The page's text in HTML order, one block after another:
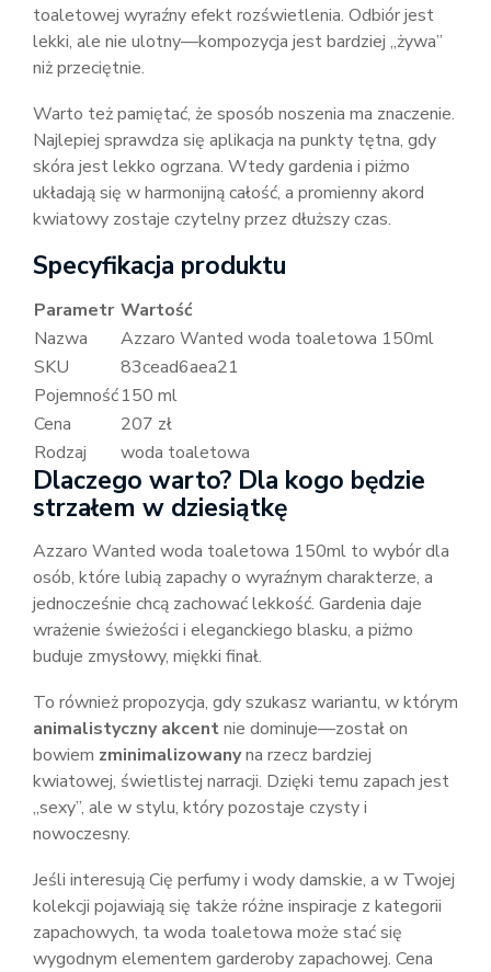
toaletowej wyraźny efekt rozświetlenia. Odbiór jest
lekki, ale nie ulotny—kompozycja jest bardziej „żywa”
niż przeciętnie.
Warto też pamiętać, że sposób noszenia ma znaczenie.
Najlepiej sprawdza się aplikacja na punkty tętna, gdy
skóra jest lekko ogrzana. Wtedy gardenia i piżmo
układają się w harmonijną całość, a promienny akord
kwiatowy zostaje czytelny przez dłuższy czas.
Specyfikacja produktu
Parametr Wartość
Nazwa
Azzaro Wanted woda toaletowa 150ml
SKU
83cead6aea21
Pojemność150 ml
Cena
207 zł
Rodzaj
woda toaletowa
Dlaczego warto? Dla kogo będzie
strzałem w dziesiątkę
Azzaro Wanted woda toaletowa 150ml to wybór dla
osób, które lubią zapachy o wyraźnym charakterze, a
jednocześnie chcą zachować lekkość. Gardenia daje
wrażenie świeżości i eleganckiego blasku, a piżmo
buduje zmysłowy, miękki finał.
To również propozycja, gdy szukasz wariantu, w którym
animalistyczny akcentnie dominuje—został on
bowiem zminimalizowanyna rzecz bardziej
kwiatowej, świetlistej narracji. Dzięki temu zapach jest
„sexy”, ale w stylu, który pozostaje czysty i
nowoczesny.
Jeśli interesują Cię perfumy i wody damskie, a w Twojej
kolekcji pojawiają się także różne inspiracje z kategorii
zapachowych, ta woda toaletowa może stać się
wygodnym elementem garderoby zapachowej. Cena